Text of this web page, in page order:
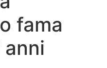
fama